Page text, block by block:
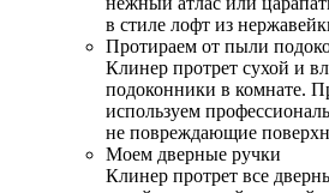
в стиле лофт из
Протираем от пыли
Клинер протрет сухой и
подоконники в комнате.
используем
не повреждающие
Моем дверные ручки
Клинер протрет все